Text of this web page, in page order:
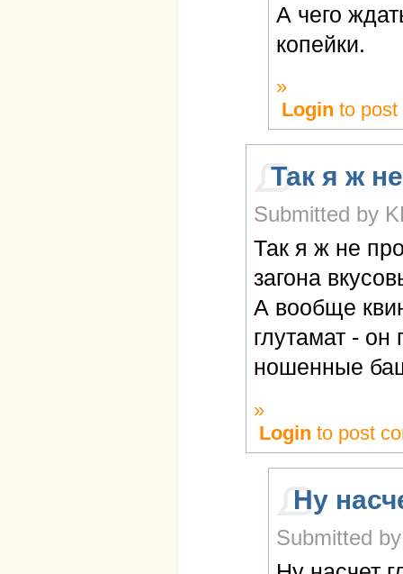
А чего
копейки.
»
Login to post
Так я ж не
Submitted by
Так я ж не
загона
А вообще
глутамат -
ношенные
»
Login to post
Ну
Submitted